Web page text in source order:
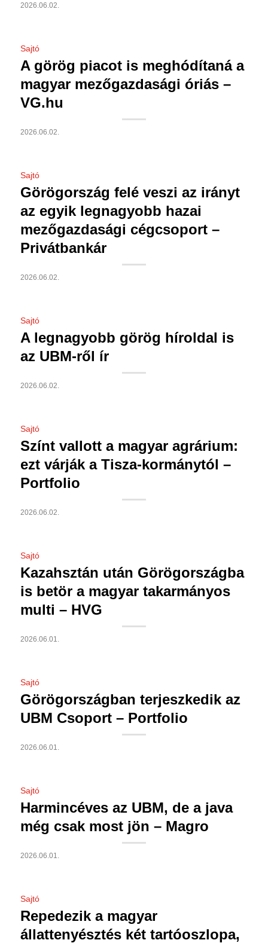
2026.06.02.
Sajtó
A görög piacot is meghódítaná a
magyar mezőgazdasági óriás –
VG.hu
2026.06.02.
Sajtó
Görögország felé veszi az irányt
az egyik legnagyobb hazai
mezőgazdasági cégcsoport –
Privátbankár
2026.06.02.
Sajtó
A legnagyobb görög híroldal is
az UBM-ről ír
2026.06.02.
Sajtó
Színt vallott a magyar agrárium:
ezt várják a Tisza-kormánytól –
Portfolio
2026.06.02.
Sajtó
Kazahsztán után Görögországba
is betör a magyar takarmányos
multi – HVG
2026.06.01.
Sajtó
Görögországban terjeszkedik az
UBM Csoport – Portfolio
2026.06.01.
Sajtó
Harmincéves az UBM, de a java
még csak most jön – Magro
2026.06.01.
Sajtó
Repedezik a magyar
állattenyésztés két tartóoszlopa,